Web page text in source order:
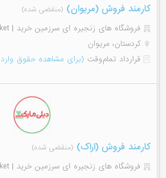
کارمند فروش (مریوان) (منقضی شده)
فروشگاه های زنجیره ای سرزمین خرید | Daily Market
کردستان، مریوان
قرارداد تمام‌وقت (برای مشاهده حقوق
کارمند فروش (اراک) (منقضی شده)
فروشگاه های زنجیره ای سرزمین خرید | Daily Market